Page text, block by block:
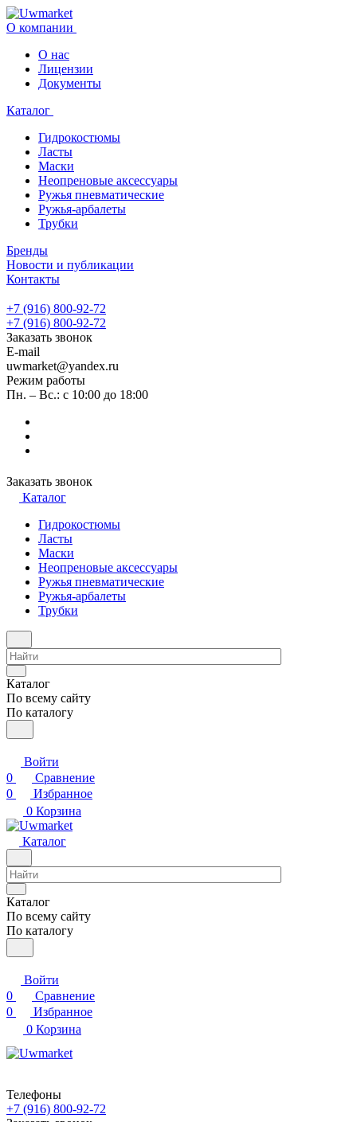
О компании
О нас
Лицензии
Документы
Каталог
Гидрокостюмы
Ласты
Маски
Неопреновые аксессуары
Ружья пневматические
Ружья-арбалеты
Трубки
Бренды
Новости и публикации
Контакты
+7 (916) 800-92-72
+7 (916) 800-92-72
Заказать звонок
E-mail
uwmarket@yandex.ru
Режим работы
Пн. – Вс.: с 10:00 до 18:00
Заказать звонок
Каталог
Гидрокостюмы
Ласты
Маски
Неопреновые аксессуары
Ружья пневматические
Ружья-арбалеты
Трубки
Каталог
По всему сайту
По каталогу
Войти
0
Сравнение
0
Избранное
0 Корзина
Каталог
Каталог
По всему сайту
По каталогу
Войти
0
Сравнение
0
Избранное
0 Корзина
Телефоны
+7 (916) 800-92-72